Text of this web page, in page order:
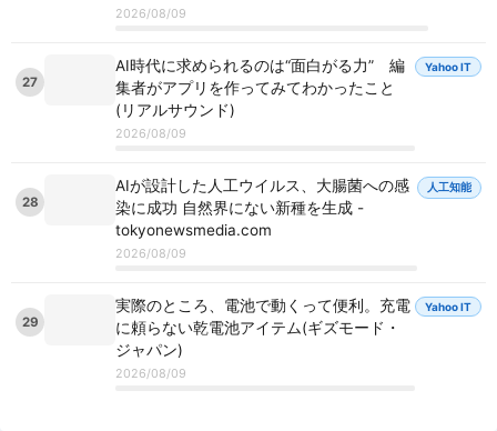
2026/08/09
27
AI時代に求められるのは“面白がる力” 編
集者がアプリを作ってみてわかったこと
(リアルサウンド)
2026/08/09
Yahoo IT
28
AIが設計した人工ウイルス、大腸菌への感
染に成功 自然界にない新種を生成 -
tokyonewsmedia.com
2026/08/09
人工知能
29
実際のところ、電池で動くって便利。充電
に頼らない乾電池アイテム(ギズモード・
ジャパン)
2026/08/09
Yahoo IT